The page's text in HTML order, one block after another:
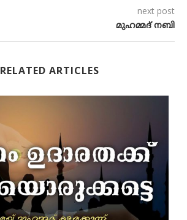
next post
മുഹമ്മദ്‌ നബി
RELATED ARTICLES